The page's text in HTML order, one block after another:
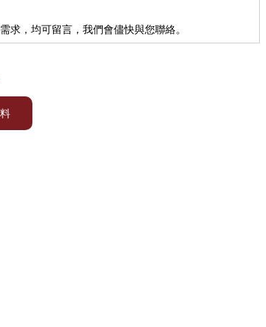
求，均可留言，我們會儘快與您聯絡。